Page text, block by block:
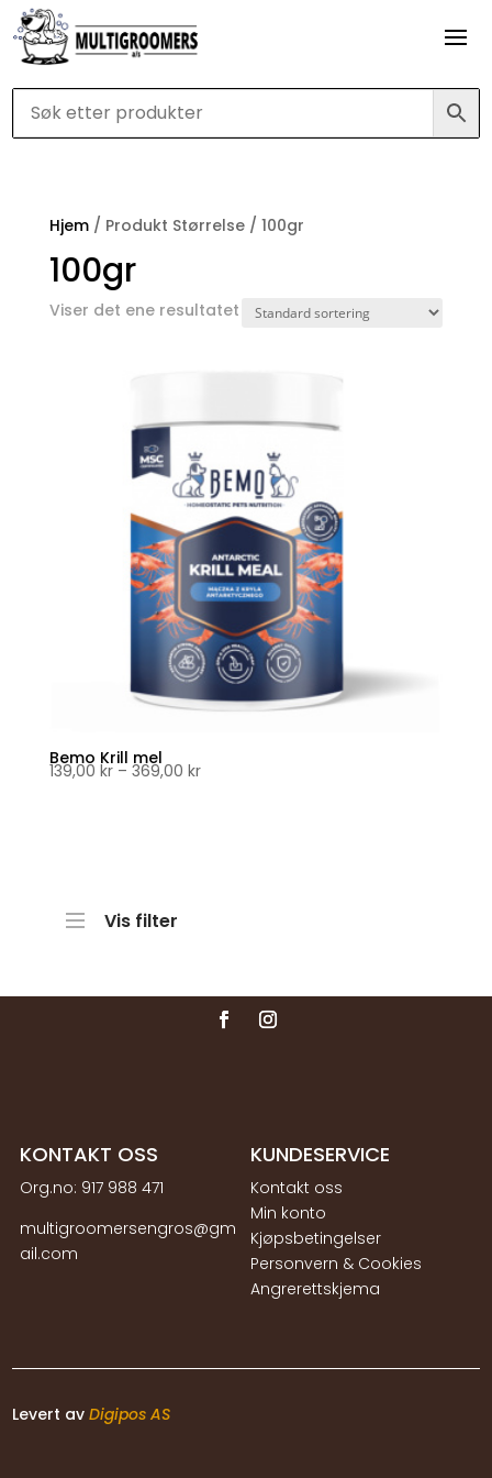
Hjem/ Produkt Størrelse / 100gr
100gr
Viser det ene resultatet
Bemo Krill mel
139,00 kr – 369,00 krPrisområde:
Vis filter
KONTAKT OSS
Org.no: 917 988 471
multigroomersengros@gm
ail.com
KUNDESERVICE
Kontakt oss
Min konto
Kjøpsbetingelser
Personvern & Cookies
Angrerettskjema
Levert avDigipos AS